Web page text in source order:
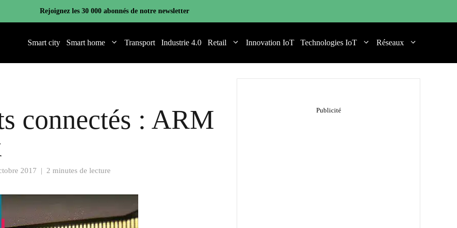
Rejoignez les 30 000 abonnés de notre newsletter
Smart city Smart home Transport Industrie 4.0 Retail Innovation IoT Technologies IoT Réseaux
connectés : ARM
2017 | 2 minutes de lecture